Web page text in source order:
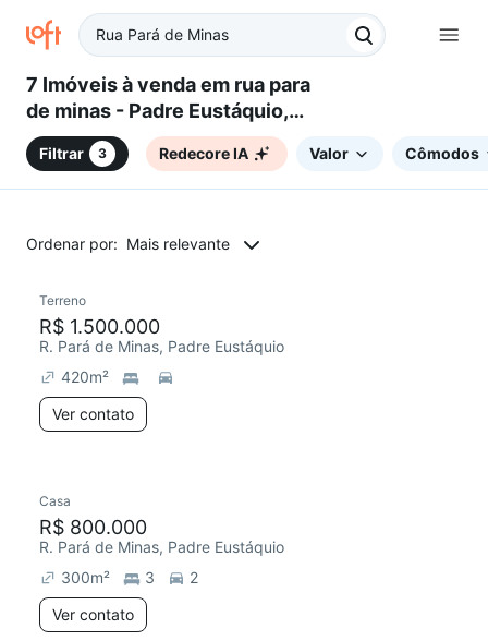
7 Imóveis à venda em rua para
de minas - Padre Eustáquio,
Belo Horizonte, MG
Filtrar 3 Redecore IA Valor Cômodos
Ordenar por: Mais relevante
Terreno
R$ 1.500.000
R. Pará de Minas, Padre Eustáquio
420m²
Ver contato
Casa
R$ 800.000
R. Pará de Minas, Padre Eustáquio
300m² 3
2
Ver contato